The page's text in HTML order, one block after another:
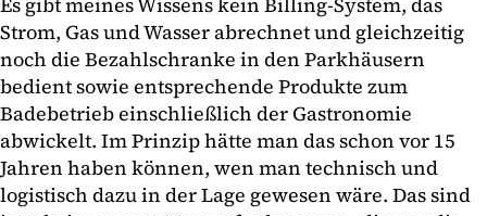
Strom, Gas und Wasser abrechnet und gleichzeitig
noch die Bezahlschranke in den Parkhäusern
bedient sowie entsprechende Produkte zum
Badebetrieb einschließlich der Gastronomie
abwickelt. Im Prinzip hätte man das schon vor 15
Jahren haben können, wen man technisch und
logistisch dazu in der Lage gewesen wäre. Das sind